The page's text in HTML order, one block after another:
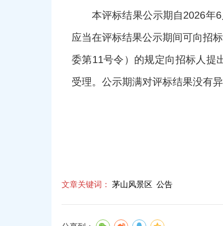
本评标结果公示期自2026年
应当在评标结果公示期间可向招
委第11号令）的规定向招标人提
受理。公示期满对评标结果没有
文章关键词： 茅山风景区 公告